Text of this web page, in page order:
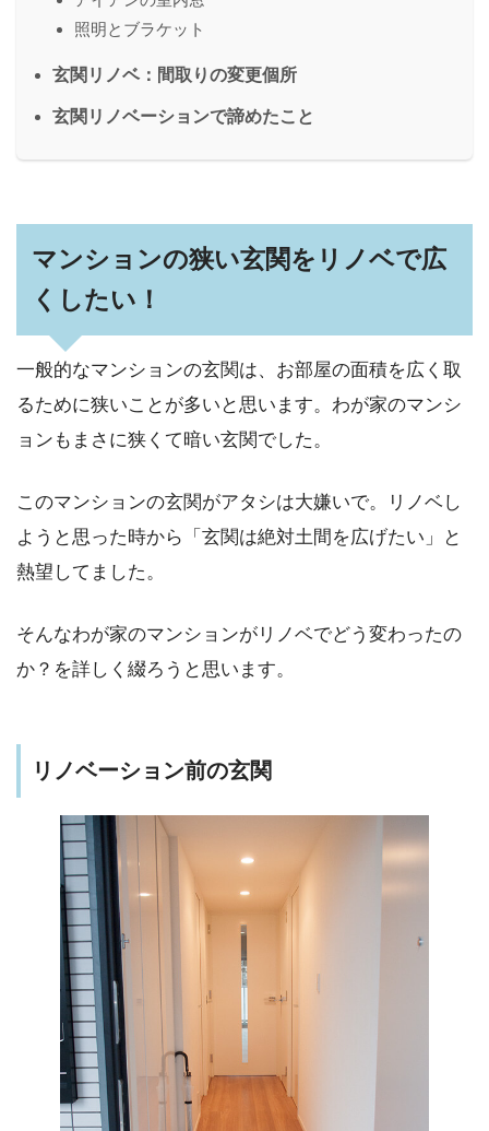
照明とブラケット
玄関リノベ：間取りの変更個所
玄関リノベーションで諦めたこと
マンションの狭い玄関をリノベで広
くしたい！
一般的なマンションの玄関は、お部屋の面積を広く取
るために狭いことが多いと思います。わが家のマンシ
ョンもまさに狭くて暗い玄関でした。
このマンションの玄関がアタシは大嫌いで。リノベし
ようと思った時から「玄関は絶対土間を広げたい」と
熱望してました。
そんなわが家のマンションがリノベでどう変わったの
か？を詳しく綴ろうと思います。
リノベーション前の玄関